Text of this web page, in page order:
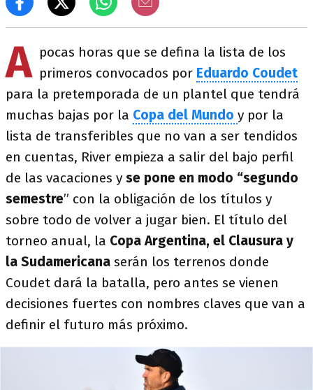
A pocas horas que se defina la lista de los
primeros convocados por Eduardo Coudet
para la pretemporada de un plantel que tendrá
muchas bajas por la Copa del Mundo y por la
lista de transferibles que no van a ser tendidos
en cuentas, River empieza a salir del bajo perfil
de las vacaciones y se pone en modo “segundo
semestre” con la obligación de los títulos y
sobre todo de volver a jugar bien. El título del
torneo anual, la Copa Argentina, el Clausura y
la Sudamericana serán los terrenos donde
Coudet dará la batalla, pero antes se vienen
decisiones fuertes con nombres claves que van a
definir el futuro más próximo.